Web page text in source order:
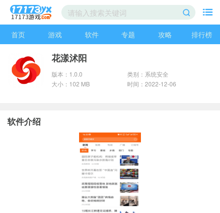
首页 游戏 软件 专题 攻略 排行榜
花漾沭阳
版本：1.0.0
类别：系统安全
大小：102 MB
时间：2022-12-06
软件介绍